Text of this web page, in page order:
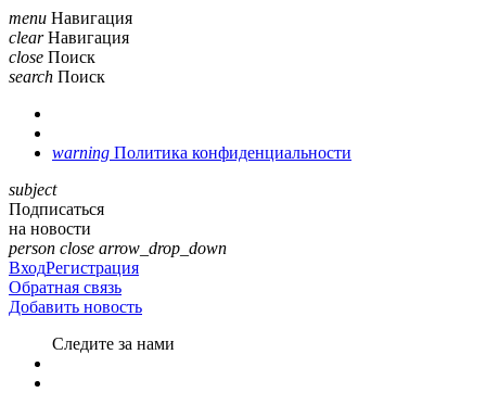
menu Навигация
clear Навигация
close Поиск
search Поиск
warning Политика конфиденциальности
subject
Подписаться
на новости
person close arrow_drop_down
ВходРегистрация
Обратная связь
Добавить новость
Cледите за нами